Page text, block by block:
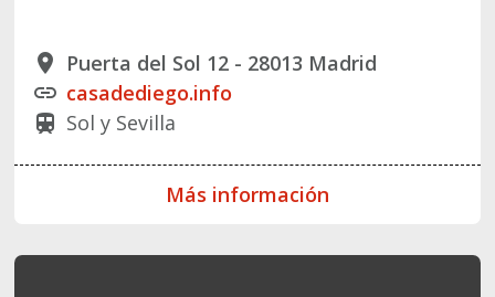
place Puerta del Sol 12 - 28013 Madrid
link casadediego.info
train Sol y Sevilla
Más información